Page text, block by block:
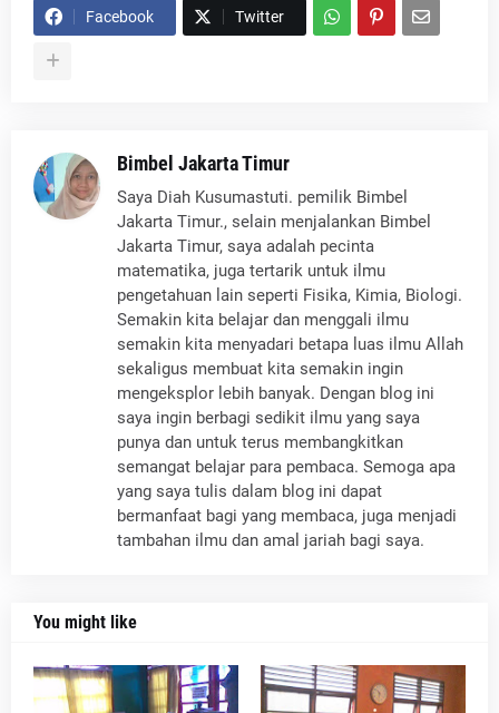
Facebook Twitter
Bimbel Jakarta Timur
Saya Diah Kusumastuti. pemilik Bimbel
Jakarta Timur., selain menjalankan Bimbel
Jakarta Timur, saya adalah pecinta
matematika, juga tertarik untuk ilmu
pengetahuan lain seperti Fisika, Kimia, Biologi.
Semakin kita belajar dan menggali ilmu
semakin kita menyadari betapa luas ilmu Allah
sekaligus membuat kita semakin ingin
mengeksplor lebih banyak. Dengan blog ini
saya ingin berbagi sedikit ilmu yang saya
punya dan untuk terus membangkitkan
semangat belajar para pembaca. Semoga apa
yang saya tulis dalam blog ini dapat
bermanfaat bagi yang membaca, juga menjadi
tambahan ilmu dan amal jariah bagi saya.
You might like